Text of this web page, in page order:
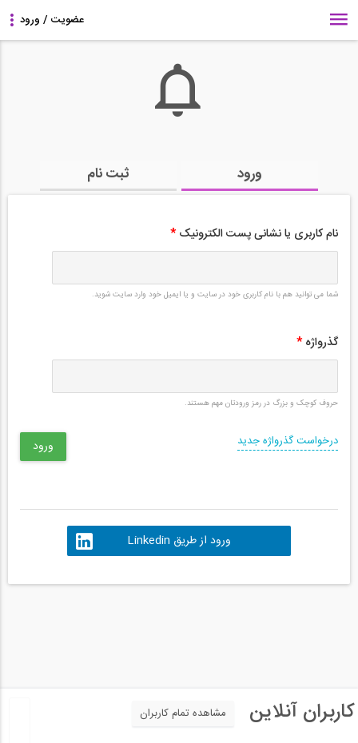
ورود ثبت نام
نام کاربری یا نشانی پست الکترونیک *
شما می توانید هم با نام کاربری خود در سایت و یا ایمیل خود وارد سایت شوید.
گذرواژه *
حروف کوچک و بزرگ در رمز ورودتان مهم هستند.
درخواست گذرواژه جدید
ورود از طریق Linkedin
کاربران آنلاین مشاهده تمام کاربران